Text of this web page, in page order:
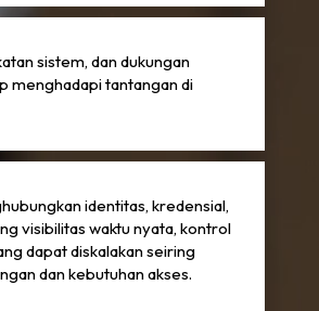
sistem, dan dukungan
menghadapi tantangan di
identitas, kredensial,
visibilitas waktu nyata, kontrol
dapat diskalakan seiring
dan kebutuhan akses.